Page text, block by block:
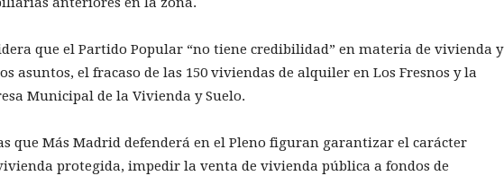
que el Partido Popular “no tiene credibilidad” en materia de vivienda y
asuntos, el fracaso de las 150 viviendas de alquiler en Los Fresnos y la
Municipal de la Vivienda y Suelo.
que Más Madrid defenderá en el Pleno figuran garantizar el carácter
protegida, impedir la venta de vivienda pública a fondos de